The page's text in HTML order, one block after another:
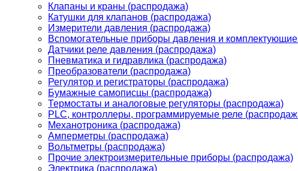
Клапаны и краны (распродажа)
Катушки для клапанов (распродажа)
Измерители давления (распродажа)
Вспомогательные приборы давления и
Датчики реле давления (распродажа)
Пневматика и гидравлика (распродажа)
Преобразователи (распродажа)
Регулятор и регистраторы (распродажа)
Бумажные самописцы (распродажа)
Термостаты и аналоговые регуляторы (распродажа)
PLС, контроллеры, программируемые реле
Механотроника (распродажа)
Амперметры (распродажа)
Вольтметры (распродажа)
Прочие электроизмерительные приборы (распродажа)
Электрика (распродажа)